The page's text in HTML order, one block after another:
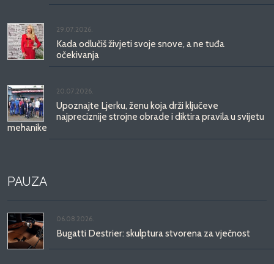
29.07.2026.
Kada odlučiš živjeti svoje snove, a ne tuđa
očekivanja
20.07.2026.
Upoznajte Ljerku, ženu koja drži ključeve
najpreciznije strojne obrade i diktira pravila u svijetu
mehanike
PAUZA
06.08.2026.
Bugatti Destrier: skulptura stvorena za vječnost